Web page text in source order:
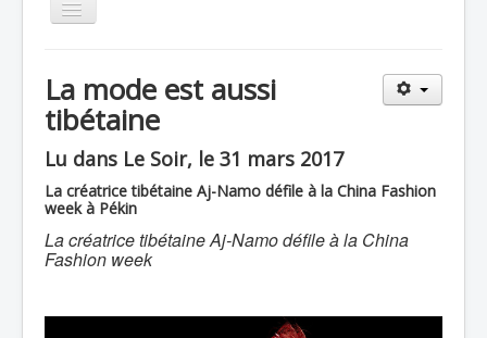
Basculer
la
La mode est aussi
tibétaine
Lu dans Le Soir, le 31 mars 2017
La créatrice tibétaine Aj-Namo défile à la China Fashion
week à Pékin
La créatrice tibétaine Aj-Namo défile à la China
Fashion week